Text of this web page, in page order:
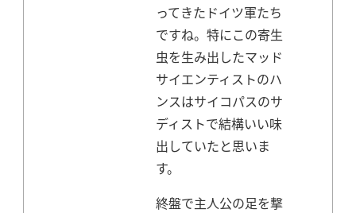
ってきたドイツ軍たち
ですね。特にこの寄生
虫を生み出したマッド
サイエンティストのハ
ンスはサイコパスのサ
ディストで結構いい味
出していたと思いま
す。
終盤で主人公の足を撃